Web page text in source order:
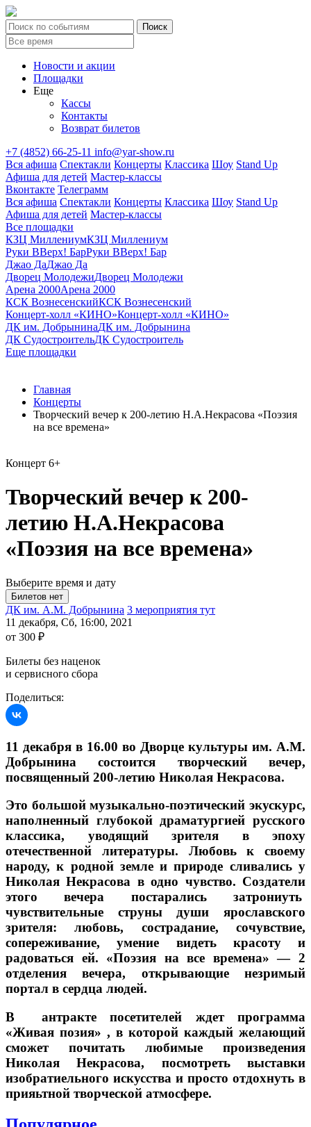
Новости и акции
Площадки
Еще
Кассы
Контакты
Возврат билетов
+7 (4852) 66-25-11 info@yar-show.ru
Вся афиша Спектакли Концерты Классика Шоу Stand Up
Афиша для детей Мастер-классы
Вконтакте Телеграмм
Вся афиша Спектакли Концерты Классика Шоу Stand Up
Афиша для детей Мастер-классы
Все площадки
КЗЦ МиллениумКЗЦ Миллениум
Руки ВВерх! БарРуки ВВерх! Бар
Джао ДаДжао Да
Дворец МолодежиДворец Молодежи
Арена 2000Арена 2000
КСК ВознесенскийКСК Вознесенский
Концерт-холл «КИНО»Концерт-холл «КИНО»
ДК им. ДобрынинаДК им. Добрынина
ДК СудостроительДК Судостроитель
Еще площадки
Главная
Концерты
Творческий вечер к 200-летию Н.А.Некрасова «Поэзия
на все времена»
Концерт 6+
Творческий вечер к 200-
летию Н.А.Некрасова
«Поэзия на все времена»
Выберите время и дату
ДК им. А.М. Добрынина 3 мероприятия тут
11 декабря, Сб, 16:00, 2021
от 300 ₽
Билеты без наценок
и сервисного сбора
Поделиться:
11 декабря в 16.00 во Дворце культуры им. А.М.
Добрынина состоится творческий вечер,
посвященный 200-летию Николая Некрасова.
Это большой музыкально-поэтический экускурс,
наполненный глубокой драматургией русского
классика, уводящий зрителя в эпоху
отечественной литературы. Любовь к своему
народу, к родной земле и природе сливались у
Николая Некрасова в одно чувство. Создатели
этого вечера постарались затрониуть
чувствительные струны души ярославского
зрителя: любовь, сострадание, сочувствие,
сопереживание, умение видеть красоту и
радоваться ей. «Поэзия на все времена» — 2
отделения вечера, открывающие незримый
портал в сердца людей.
В антракте посетителей ждет программа
«Живая позия» , в которой каждый желающий
сможет почитать любимые произведения
Николая Некрасова, посмотреть выставки
изобратиельного искусства и просто отдохнуть в
прияьтной творческой атмосфере.